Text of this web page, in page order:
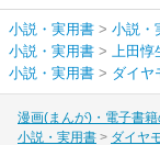
小説・実用書 > 小説・
小説・実用書 > 上田惇
小説・実用書 > ダイヤ
漫画(まんが)・電子書
小説・実用書
ダイヤ